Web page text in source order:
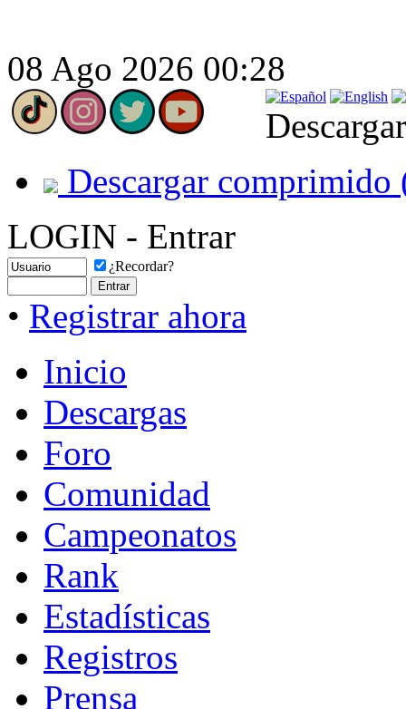
08 Ago 2026 00:28
Descargar comprimido
LOGIN - Entrar
¿Recordar?
• Registrar ahora
Inicio
Descargas
Foro
Comunidad
Campeonatos
Rank
Estadísticas
Registros
Prensa